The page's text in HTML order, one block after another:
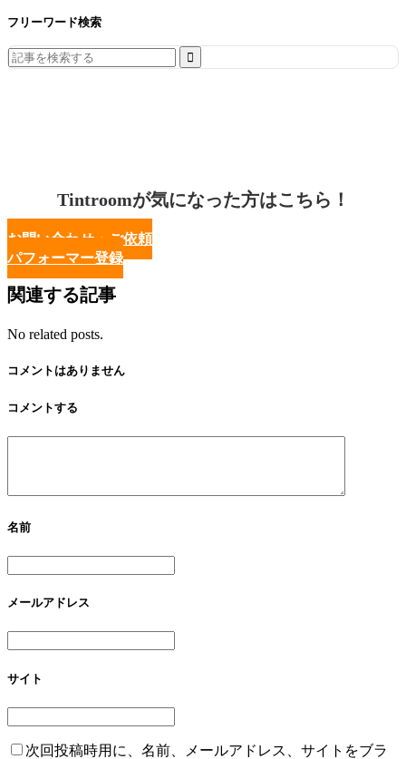
フリーワード検索
Search
for:
Tintroomが気になった方はこちら！
お問い合わせ・ご依頼
パフォーマー登録
関連する記事
No related posts.
コメントはありません
コメントする
名前
メールアドレス
サイト
次回投稿時用に、名前、メールアドレス、サイトをブラ